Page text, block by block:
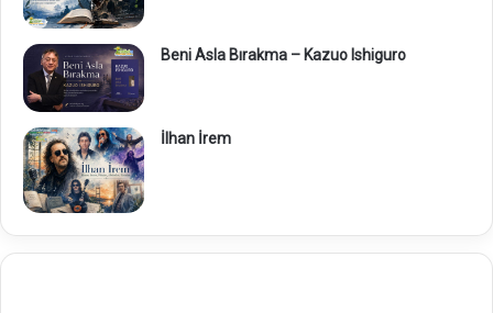
Beni Asla Bırakma – Kazuo Ishiguro
İlhan İrem